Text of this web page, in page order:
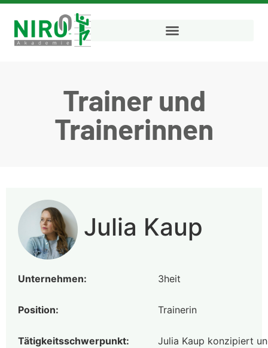
Trainer und
Trainerinnen
Julia Kaup
Unternehmen: 3heit
Position: Trainerin
Tätigkeitsschwerpunkt:
Julia Kaup konzipiert